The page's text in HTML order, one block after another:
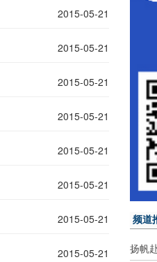
2015-05-21
2015-05-21
2015-05-21
2015-05-21
2015-05-21
2015-05-21
2015-05-21
2015-05-21
频道
扬帆